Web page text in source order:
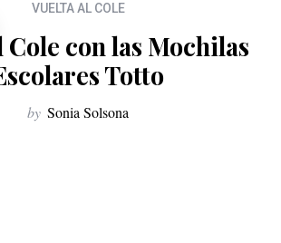
VUELTA AL COLE
Cole con las Mochilas
Totto
by Sonia Solsona